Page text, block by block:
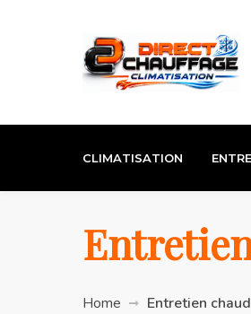
CLIMATISATION
Home Entretien